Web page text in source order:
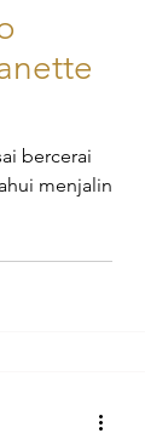
bercerai
menjalin